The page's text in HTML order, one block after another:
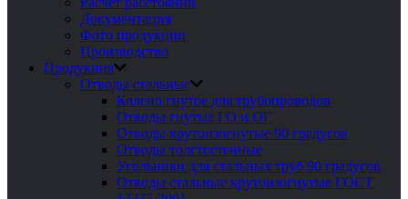
Документация
Фото продукции
Производство
Продукция
Отводы стальные
Колено гнутое для трубопроводов
Отводы гнутые ГО и ОГ
Отводы крутоизогнутые 90 градусов
Отводы толстостенные
Угольники для стальных труб 90 градусов
Отводы стальные крутоизогнутые ГОСТ